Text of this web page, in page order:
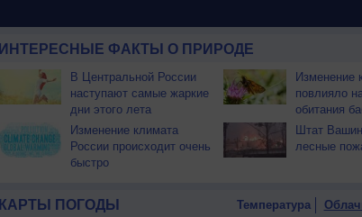
ИНТЕРЕСНЫЕ ФАКТЫ О ПРИРОДЕ
В Центральной России
наступают самые жаркие
дни этого лета
Изменение
повлияло
обитания
Изменение климата
России происходит очень
быстро
Штат
лесные
КАРТЫ ПОГОДЫ Температура